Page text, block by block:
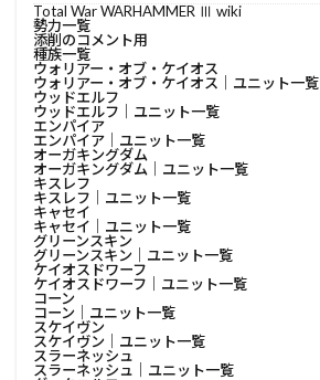
Total War WARHAMMER Ⅲ wiki
勢力一覧
添削のコメント用
種族一覧
ウォリアー・オブ・ケイオス
ウォリアー・オブ・ケイオス│ユニット一覧
ウッドエルフ
ウッドエルフ│ユニット一覧
エンパイア
エンパイア│ユニット一覧
オーガキングダム
オーガキングダム│ユニット一覧
キスレフ
キスレフ│ユニット一覧
キャセイ
キャセイ│ユニット一覧
グリーンスキン
グリーンスキン│ユニット一覧
ケイオスドワーフ
ケイオスドワーフ│ユニット一覧
コーン
コーン│ユニット一覧
スケイヴン
スケイヴン│ユニット一覧
スラーネッシュ
スラーネッシュ│ユニット一覧